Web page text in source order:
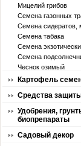
Мицелий грибов
Семена газонных
Семена сидератов,
Семена табака
Семена
Семена
Чеснок озимый
Картофель
Средства
Удобрения,
биопрепараты
Садовый декор